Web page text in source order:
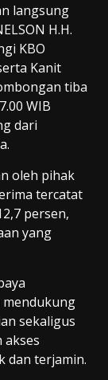
langsung
H.H.
KBO
Kanit
tiba
WIB
dari
oleh pihak
tercatat
persen,
yang
mendukung
sekaligus
akses
dan terjamin.